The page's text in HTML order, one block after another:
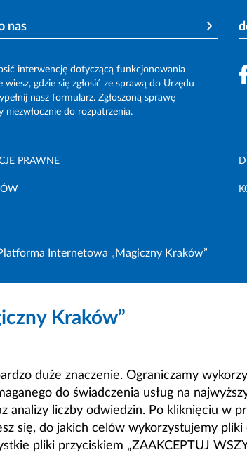
nas
interwencję dotyczącą funkcjonowania
wiesz, gdzie się zgłosić ze sprawą do Urzędu
nasz formularz. Zgłoszoną sprawę
niezwłocznie do rozpatrzenia.
PRAWNE
Internetowa „Magiczny Kraków”
Kraków”
duże znaczenie. Ograniczamy
do świadczenia usług na
analizy liczby odwiedzin. Po kliknięciu w
się, do jakich celów wykorzystujemy pliki
pliki przyciskiem „ZAAKCEPTUJ